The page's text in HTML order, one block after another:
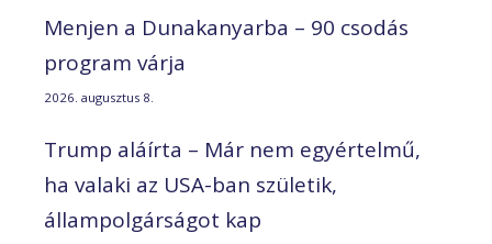
Menjen a Dunakanyarba – 90 csodás
program várja
2026. augusztus 8.
Trump aláírta – Már nem egyértelmű,
ha valaki az USA-ban születik,
állampolgárságot kap